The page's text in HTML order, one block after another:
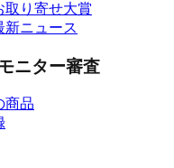
取り寄せ大賞
新ニュース
ニター審査
商品